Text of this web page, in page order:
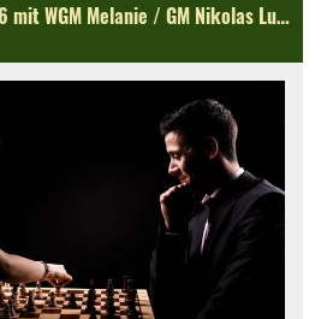
Partner-Simultan 2026 mit WGM Melanie / GM Nikolas Lubbe